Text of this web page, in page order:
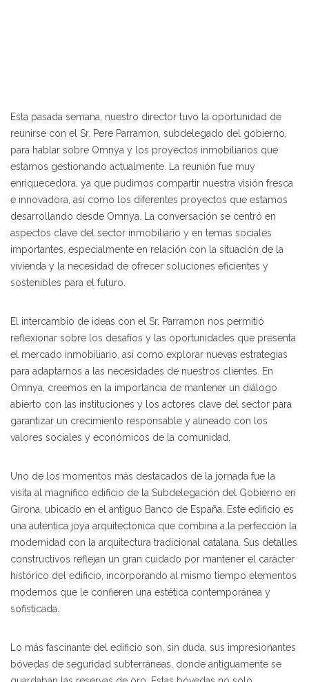
Esta pasada semana, nuestro director tuvo la oportunidad de
reunirse con el Sr. Pere Parramon, subdelegado del gobierno,
para hablar sobre Omnya y los proyectos inmobiliarios que
estamos gestionando actualmente. La reunión fue muy
enriquecedora, ya que pudimos compartir nuestra visión fresca
e innovadora, así como los diferentes proyectos que estamos
desarrollando desde Omnya. La conversación se centró en
aspectos clave del sector inmobiliario y en temas sociales
importantes, especialmente en relación con la situación de la
vivienda y la necesidad de ofrecer soluciones eficientes y
sostenibles para el futuro.
El intercambio de ideas con el Sr. Parramon nos permitió
reflexionar sobre los desafíos y las oportunidades que presenta
el mercado inmobiliario, así como explorar nuevas estrategias
para adaptarnos a las necesidades de nuestros clientes. En
Omnya, creemos en la importancia de mantener un diálogo
abierto con las instituciones y los actores clave del sector para
garantizar un crecimiento responsable y alineado con los
valores sociales y económicos de la comunidad.
Uno de los momentos más destacados de la jornada fue la
visita al magnífico edificio de la Subdelegación del Gobierno en
Girona, ubicado en el antiguo Banco de España. Este edificio es
una auténtica joya arquitectónica que combina a la perfección la
modernidad con la arquitectura tradicional catalana. Sus detalles
constructivos reflejan un gran cuidado por mantener el carácter
histórico del edificio, incorporando al mismo tiempo elementos
modernos que le confieren una estética contemporánea y
sofisticada.
Lo más fascinante del edificio son, sin duda, sus impresionantes
bóvedas de seguridad subterráneas, donde antiguamente se